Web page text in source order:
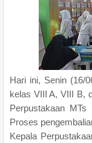
Hari ini, Senin (16/
kelas VIII A, VIII B,
Perpustakaan
Proses
Kepala